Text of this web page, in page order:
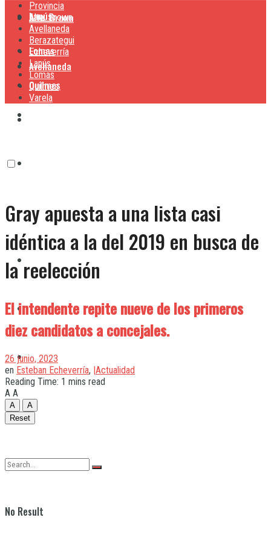
Lanús
Lomas
Quilmes
Alte. Brown
Avellaneda
Lanús
Lomas
Quilmes
Varela
No Result
Provincia
Alte. Brown
Avellaneda
Berazategui
Echeverría
Lanús
Lomas
Quilmes
Varela
Gray apuesta a una lista casi
idéntica a la del 2019 en busca de
la reelección
El intendente repite nueve de los primeros
diez candidatos a concejales.
26 junio, 2023
en Esteban Echeverría, |Actualidad
Reading Time: 1 mins read
A A
A
A
Reset